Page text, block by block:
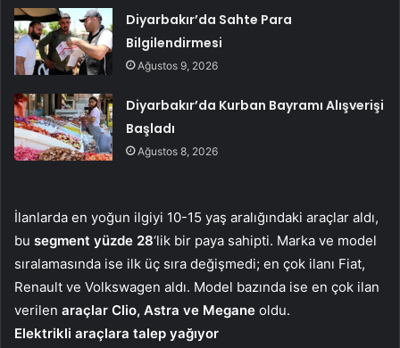
Diyarbakır’da Sahte Para
Bilgilendirmesi
Ağustos 9, 2026
Diyarbakır’da Kurban Bayramı Alışverişi
Başladı
Ağustos 8, 2026
İlanlarda en yoğun ilgiyi 10-15 yaş aralığındaki araçlar aldı,
bu segment yüzde 28‘lik bir paya sahipti. Marka ve model
sıralamasında ise ilk üç sıra değişmedi; en çok ilanı Fiat,
Renault ve Volkswagen aldı. Model bazında ise en çok ilan
verilen araçlar Clio, Astra ve Megane oldu.
Elektrikli araçlara talep yağıyor